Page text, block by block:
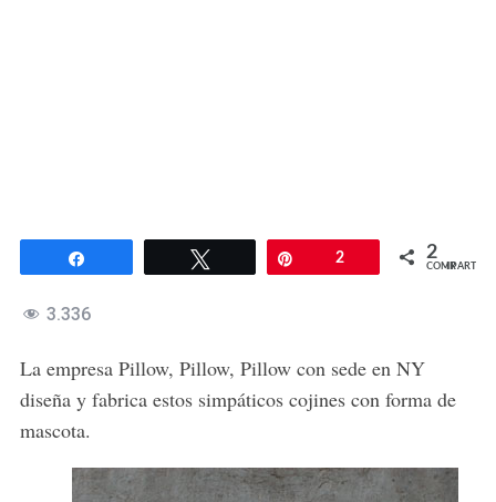
Twittear 2 2
COMPARTIR
3.336
La empresa Pillow, Pillow, Pillow con sede en NY
diseña y fabrica estos simpáticos cojines con forma de
mascota.